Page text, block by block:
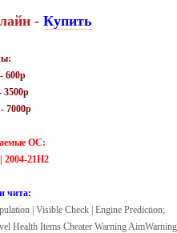
- Купить
600р
3500р
7000р
ОС:
2004-21H2
чита:
| Visible Check | Engine Prediction;
Health Items Cheater Warning